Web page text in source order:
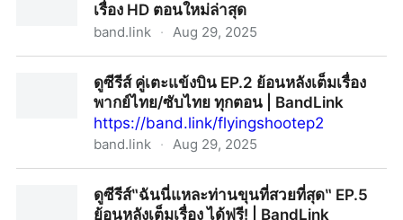
เรื่อง HD ตอนใหม่ล่าสุด
band.link · Aug 29, 2025
ดูซีรีส์ คู่เตะแข้งบิน EP.2 ย้อนหลังเต็มเรื่อง
พากย์ไทย/ซับไทย ทุกตอน | BandLink
https://band.link/flyingshootep2
band.link · Aug 29, 2025
ไทย ทุกตอน | BandLink
ดูซีรีส์‶ฉันนี่แหละท่านขุนที่สวยที่สุด‶ EP.5
ย้อนหลังเต็มเรื่อง ได้ฟรี! | BandLink